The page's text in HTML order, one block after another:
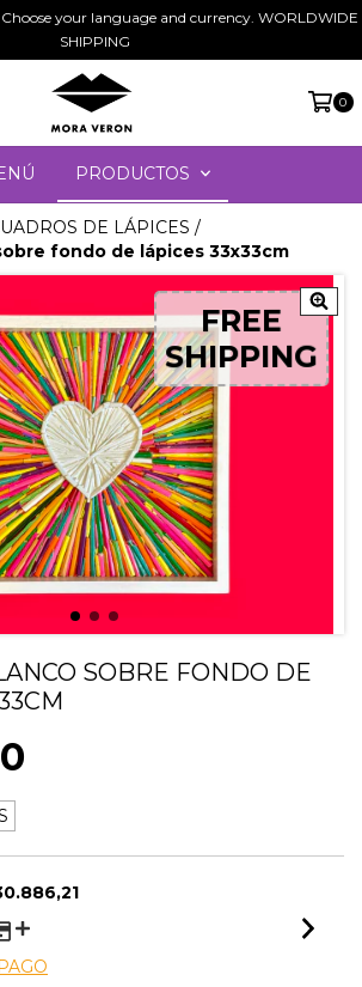
your language and currency. WORLDWIDE
SHIPPING
0
PRODUCTOS
DE LÁPICES /
fondo de lápices 33x33cm
FREE
SHIPPING
FREE
SHIPPING
SOBRE FONDO DE